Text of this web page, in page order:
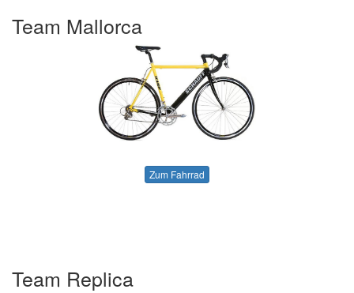
Team Mallorca
Zum Fahrrad
Team Replica